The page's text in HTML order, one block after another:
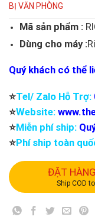
BỊ VĂN PHÒNG
Mã sản phẩm :
Dùng cho máy :
Quý khách có thể
⭐️Tel/ Zalo Hỗ Trợ:
⭐️Website:
⭐️Miễn phí ship:
⭐️Phí ship toàn
ĐẶT
Ship COD